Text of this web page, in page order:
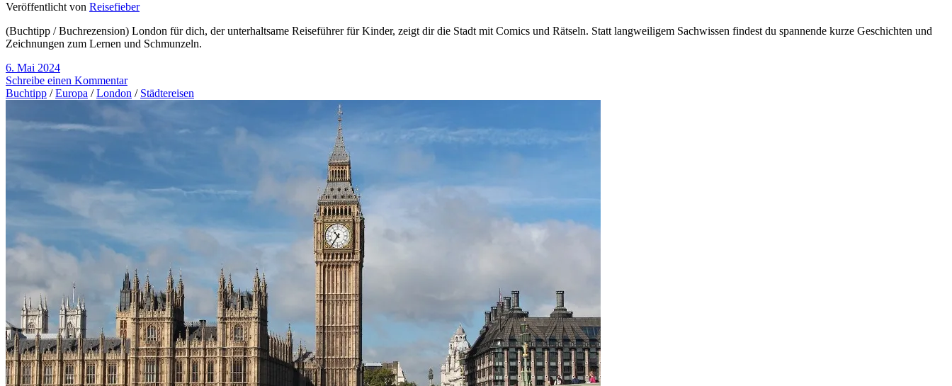
Veröffentlicht von Reisefieber
(Buchtipp / Buchrezension) London für dich, der unterhaltsame Reiseführer für Kinder, zeigt dir die Stadt mit Comics und Rätseln. Statt langweiligem Sachwissen findest du spannende kurze Geschichten und
Zeichnungen zum Lernen und Schmunzeln.
6. Mai 2024
Schreibe einen Kommentar
Buchtipp /Europa /London / Städtereisen